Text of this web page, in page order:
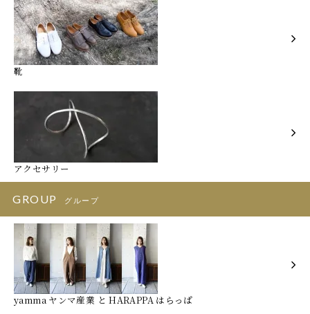
靴
アクセサリー
GROUP グループ
yamma ヤンマ産業 と HARAPPA はらっぱ